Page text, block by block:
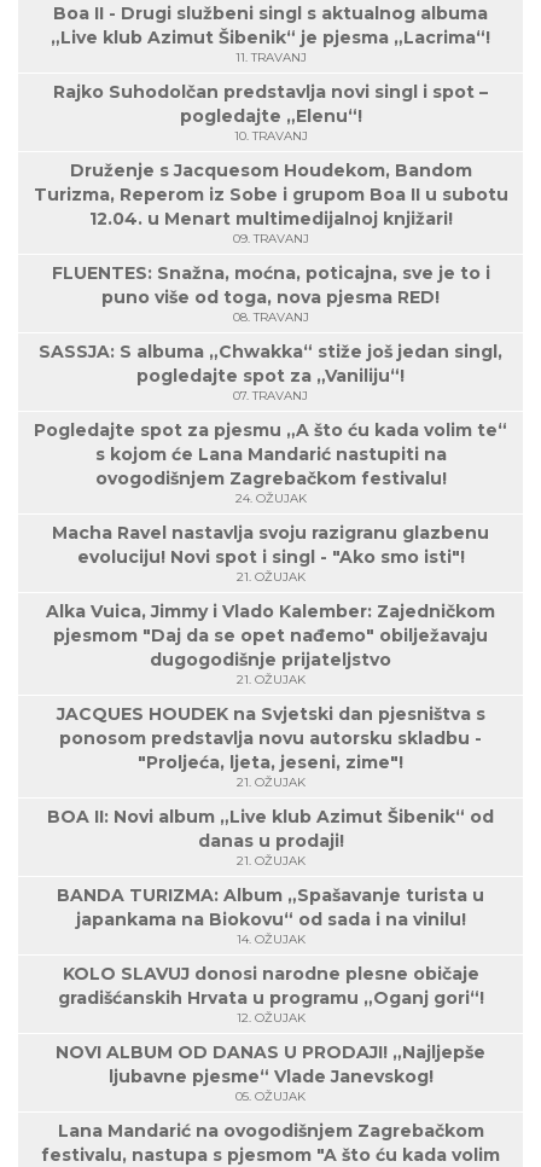
Boa II - Drugi službeni singl s aktualnog albuma
„Live klub Azimut Šibenik“ je pjesma „Lacrima“!
11. TRAVANJ
Rajko Suhodolčan predstavlja novi singl i spot –
pogledajte „Elenu“!
10. TRAVANJ
Druženje s Jacquesom Houdekom, Bandom
Turizma, Reperom iz Sobe i grupom Boa II u subotu
12.04. u Menart multimedijalnoj knjižari!
09. TRAVANJ
FLUENTES: Snažna, moćna, poticajna, sve je to i
puno više od toga, nova pjesma RED!
08. TRAVANJ
SASSJA: S albuma „Chwakka“ stiže još jedan singl,
pogledajte spot za „Vaniliju“!
07. TRAVANJ
Pogledajte spot za pjesmu „A što ću kada volim te“
s kojom će Lana Mandarić nastupiti na
ovogodišnjem Zagrebačkom festivalu!
24. OŽUJAK
Macha Ravel nastavlja svoju razigranu glazbenu
evoluciju! Novi spot i singl - "Ako smo isti"!
21. OŽUJAK
Alka Vuica, Jimmy i Vlado Kalember: Zajedničkom
pjesmom "Daj da se opet nađemo" obilježavaju
dugogodišnje prijateljstvo
21. OŽUJAK
JACQUES HOUDEK na Svjetski dan pjesništva s
ponosom predstavlja novu autorsku skladbu -
"Proljeća, ljeta, jeseni, zime"!
21. OŽUJAK
BOA II: Novi album „Live klub Azimut Šibenik“ od
danas u prodaji!
21. OŽUJAK
BANDA TURIZMA: Album „Spašavanje turista u
japankama na Biokovu“ od sada i na vinilu!
14. OŽUJAK
KOLO SLAVUJ donosi narodne plesne običaje
gradišćanskih Hrvata u programu „Oganj gori“!
12. OŽUJAK
NOVI ALBUM OD DANAS U PRODAJI! „Najljepše
ljubavne pjesme“ Vlade Janevskog!
05. OŽUJAK
Lana Mandarić na ovogodišnjem Zagrebačkom
festivalu, nastupa s pjesmom "A što ću kada volim